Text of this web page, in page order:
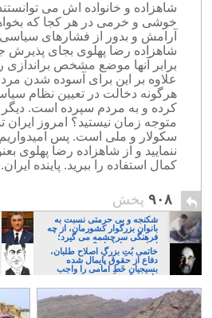
شاهزاده و خانواده اش می
خوشی و خرمی در هر کجا که
آرامش و بدور از فشارهای سیاسی
شاهزاده رضا پهلوی بجای پذیرش
برابر آنها موضع مشخص براندازی
علاوه بر این برای آسوده شدن
هرگونه دخالت در تعیین نظام
کرده و به مردم سپرده است. دیگر
متوجه زمان نیستید؟ امروز
سکولار و ملی است. پس
ننمایید و از شاهزاده رضا پهلوی
کمال استفاده را ببرید. پاینده ایران.
۹۰۸ پخش
شکنجه و بی حرمتی نسبت به
بانوان بزرگوار کشورمان، از چه
فرهنگی سرچشمه می گیرد؛
ایرانی، و یا تازیان؟
خاتمی بُتِ بزرگِ اصلاح طلبان،
دفاع از حقوق پایمال شده
بسیجیانِ خَطِ امامی را واجب
دانست!